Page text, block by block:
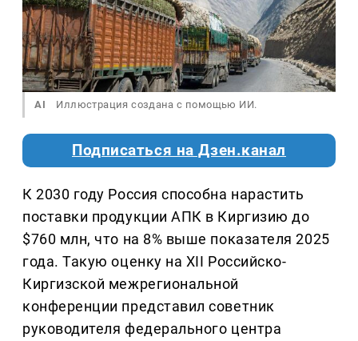
AI Иллюстрация создана с помощью ИИ.
Подписаться на Дзен.канал
К 2030 году Россия способна нарастить
поставки продукции АПК в Киргизию до
$760 млн, что на 8% выше показателя 2025
года. Такую оценку на XII Российско-
Киргизской межрегиональной
конференции представил советник
руководителя федерального центра